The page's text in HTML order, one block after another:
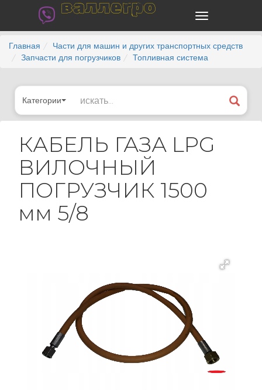
валлегро
Главная
Части для машин и других транспортных средств
Запчасти для погрузчиков
Топливная система
Категории
КАБЕЛЬ ГАЗА LPG
ВИЛОЧНЫЙ
ПОГРУЗЧИК 1500
мм 5/8